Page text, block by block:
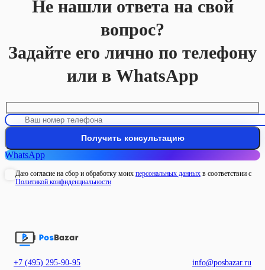
Не нашли ответа на свой
вопрос?
Задайте его лично по телефону
или в WhatsApp
WhatsApp
Даю согласие на сбор и обработку моих персональных данных в соответствии с
Политикой конфиденциальности
+7 (495) 295-90-95
info@posbazar.ru